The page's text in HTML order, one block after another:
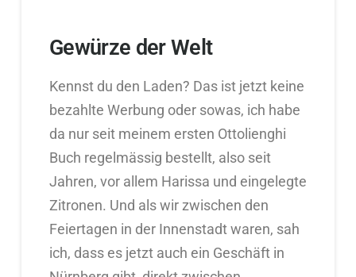
Gewürze der Welt
Kennst du den Laden? Das ist jetzt keine
bezahlte Werbung oder sowas, ich habe
da nur seit meinem ersten Ottolienghi
Buch regelmässig bestellt, also seit
Jahren, vor allem Harissa und eingelegte
Zitronen. Und als wir zwischen den
Feiertagen in der Innenstadt waren, sah
ich, dass es jetzt auch ein Geschäft in